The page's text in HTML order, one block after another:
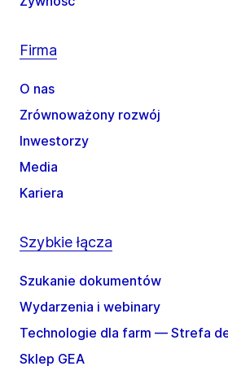
Firma
O nas
Zrównoważony rozwój
Inwestorzy
Media
Kariera
Szybkie łącza
Szukanie dokumentów
Wydarzenia i webinary
Technologie dla farm — Strefa
Sklep GEA